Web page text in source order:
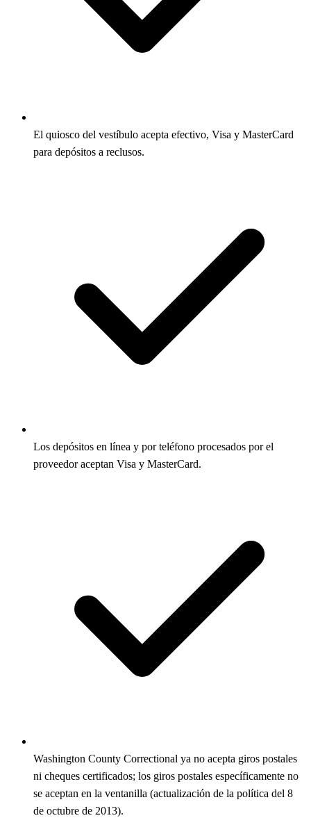
El quiosco del vestíbulo acepta efectivo, Visa y MasterCard
para depósitos a reclusos.
Los depósitos en línea y por teléfono procesados por el
proveedor aceptan Visa y MasterCard.
Washington County Correctional ya no acepta giros postales
ni cheques certificados; los giros postales específicamente no
se aceptan en la ventanilla (actualización de la política del 8
de octubre de 2013).